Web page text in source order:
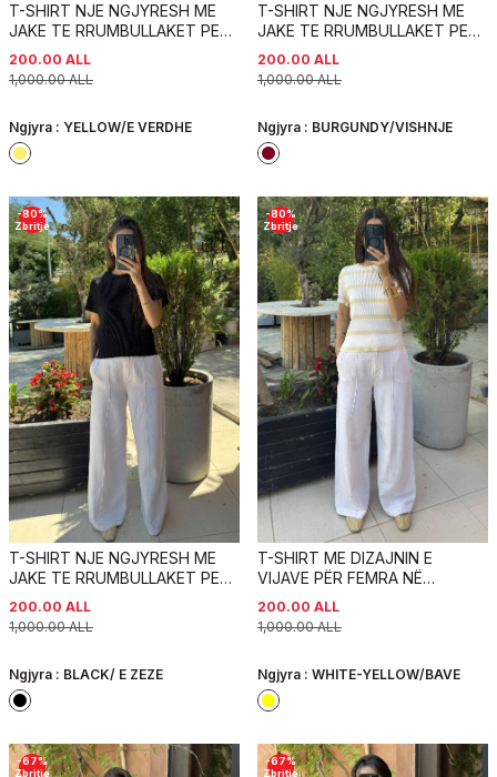
T-SHIRT NJE NGJYRESH ME
JAKE TE RRUMBULLAKET PER
FEMRA NE NGJYRE TE VERDHE
1,000.00ALL
200.00 ALL
Ngjyra : YELLOW/E VERDHE
T-SHIRT NJE NGJYRESH ME
JAKE TE RRUMBULLAKET PER
FEMRA NE NGJYRE VISHNJE
1,000.00ALL
200.00 ALL
Ngjyra : BURGUNDY/VISHNJE
-80%
Zbritje
T-SHIRT NJE NGJYRESH ME
JAKE TE RRUMBULLAKET PER
FEMRA NE NGJYRE TE ZEZE
1,000.00ALL
200.00 ALL
Ngjyra : BLACK/ E ZEZE
-80%
Zbritje
T-SHIRT ME DIZAJNIN E
VIJAVE PËR FEMRA NË
NGJYRËN TE BARDHE DHE TE
VERDHE
1,000.00ALL
200.00 ALL
Ngjyra : WHITE-YELLOW/BAVE
-67%
Zbritje
-67%
Zbritje